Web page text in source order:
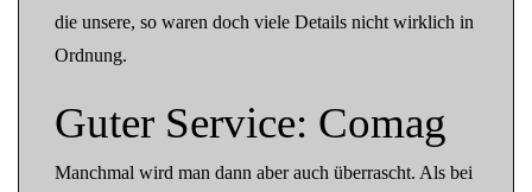
die unsere, so waren doch viele Details nicht wirklich in
Ordnung.
Guter Service: Comag
Manchmal wird man dann aber auch überrascht. Als bei